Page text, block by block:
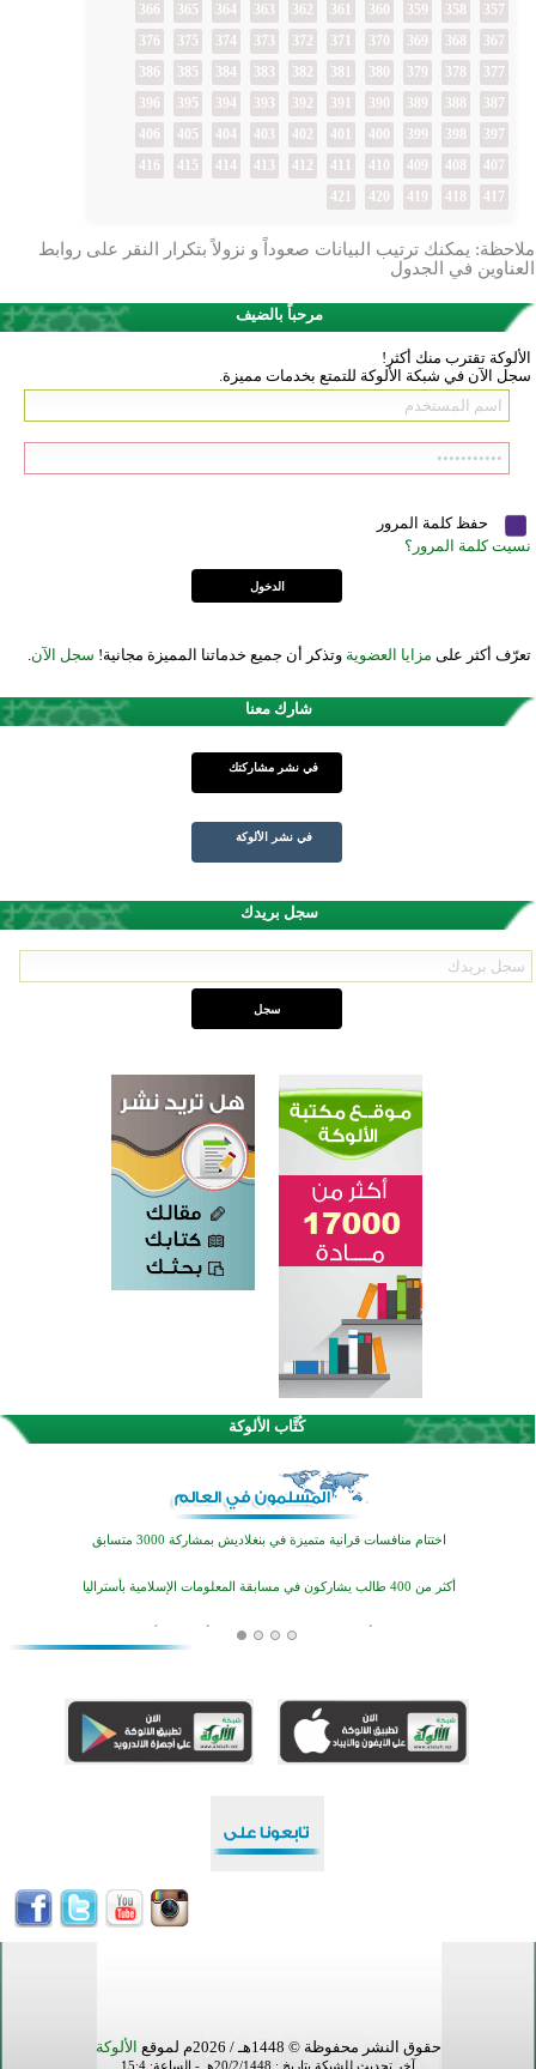
357
358
359
360
361
362
363
364
365
366
367
368
369
370
371
372
373
374
375
376
377
378
379
380
381
382
383
384
385
386
387
388
389
390
391
392
393
394
395
396
397
398
399
400
401
402
403
404
405
406
407
408
409
410
411
412
413
414
415
416
417
418
419
420
421
ملاحظة: يمكنك ترتيب البيانات صعوداً و نزولاً بتكرار النقر على روابط
العناوين في الجدول
مرحباً بالضيف
الألوكة تقترب منك أكثر!
سجل الآن في شبكة الألوكة للتمتع بخدمات مميزة.
حفظ كلمة المرور
نسيت كلمة المرور؟
تعرّف أكثر على مزايا العضوية وتذكر أن جميع خدماتنا المميزة مجانية! سجل الآن.
شارك معنا
في نشر مشاركتك
في نشر الألوكة
سجل بريدك
كُتَّاب الألوكة
اختتام الدورة التاسعة لمسابقة حفظ وتلاوة القرآن الكريم في أزناكاييف
تيسليتش تختتم برنامجا تعليميا لتعزيز القيم وبناء الشخصية للشباب المسلمين
اختتام منافسات قرآنية متميزة في بنغلاديش بمشاركة 3000 متسابق
أكثر من 400 طالب يشاركون في مسابقة المعلومات الإسلامية بأستراليا
افتتاح تاريخي لأول مسجد في بلييفليا بالجبل الأسود منذ أكثر من قرن
أكبر مشروع إسلامي في ريف أستراليا يفتتح أبوابه بعد سنوات من العمل والعطاء
القرآن والتربية في صدارة البرامج الصيفية للمسلمين في بينزا وساراتوف وموردوفيا هذا العام
اختتام منافسات قرآنية متميزة في بنغلاديش بمشاركة 3000 متسابق
حقوق النشر محفوظة © 1448هـ / 2026م لموقع الألوكة
آخر تحديث للشبكة بتاريخ : 20/2/1448هـ - الساعة: 15:4